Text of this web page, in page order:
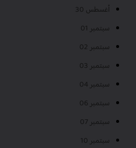
أغسطس 30
سبتمبر 01
سبتمبر 02
سبتمبر 03
سبتمبر 04
سبتمبر 06
سبتمبر 07
سبتمبر 10